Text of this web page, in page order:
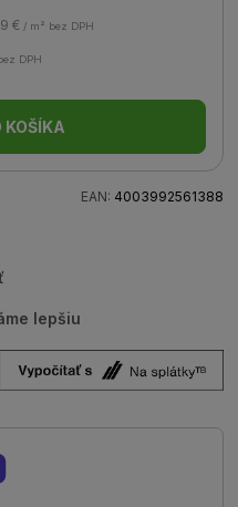
€ / m² bez DPH
DPH
KOŠÍKA
EAN: 4003992561388
lepšiu